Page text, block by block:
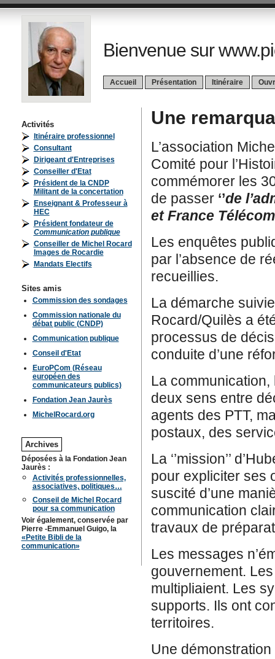
Bienvenue sur
Accueil Présentation Itinéraire
Une
L’association
Comité pour
commémorer les
de passer ‘’de
et France
Les enquêtes
par l’absence de
recueillies.
La démarche
Rocard/Quilès a
processus de
conduite d’une
La communication,
deux sens entre
agents des PTT,
postaux, des
La ‘’mission’’
pour expliciter ses
suscité d’une
communication
travaux de
Les messages
gouvernement.
multipliaient. Les
supports. Ils ont
territoires.
Une
Activités
Itinéraire professionnel
Consultant
Dirigeant d'Entreprises
Conseiller d'Etat
Président de la CNDP
Militant de la concertation
Enseignant & Professeur à
HEC
Président fondateur de
Communication publique
Conseiller de Michel Rocard
Images de Rocardie
Mandats Electifs
Sites amis
Commission des sondages
Commission nationale du
débat public (CNDP)
Communication publique
Conseil d'Etat
EuroPCom (Réseau
européen des
communicateurs publics)
Fondation Jean Jaurès
MichelRocard.org
Archives
Déposées à la Fondation Jean
Jaurès :
Activités professionnelles,
associatives, politiques…
Conseil de Michel Rocard
pour sa communication
Voir également, conservée par
Pierre -Emmanuel Guigo, la
«Petite Bibli de la
communication»